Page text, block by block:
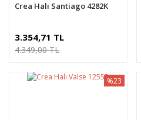
Crea Halı Santiago 4282K
3.354,71 TL
4.349,00 TL
%23